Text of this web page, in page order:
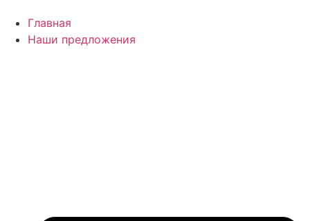
Главная
Наши предложения